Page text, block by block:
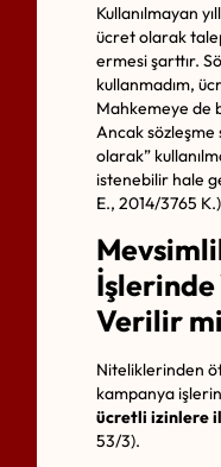
Kullanılmayan
ücret olarak
ermesi şarttır.
kullanmadım,
Mahkemeye de
Ancak sözleşme
olarak”
istenebilir hale
E., 2014/3765 K.)
İşlerinde
Verilir
Niteliklerinden
kampanya
ücretli izinlere
53/3).